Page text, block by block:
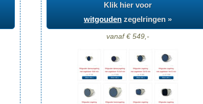
Klik hier voor
witgouden zegelringen »
vanaf € 549,-